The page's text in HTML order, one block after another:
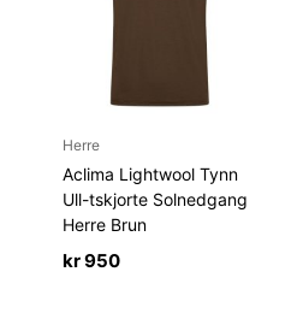
Herre
Aclima Lightwool Tynn
Ull-tskjorte Solnedgang
Herre Brun
kr950